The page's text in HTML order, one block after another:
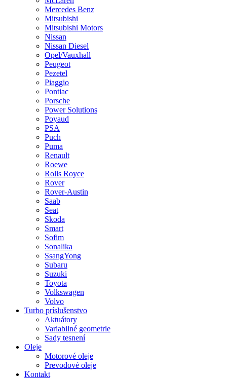
Mercedes Benz
Mitsubishi
Mitsubishi Motors
Nissan
Nissan Diesel
Opel/Vauxhall
Peugeot
Pezetel
Piaggio
Pontiac
Porsche
Power Solutions
Poyaud
PSA
Puch
Puma
Renault
Roewe
Rolls Royce
Rover
Rover-Austin
Saab
Seat
Skoda
Smart
Sofim
Sonalika
SsangYong
Subaru
Suzuki
Toyota
Volkswagen
Volvo
Turbo príslušenstvo
Aktuátory
Variabilné geometrie
Sady tesnení
Oleje
Motorové oleje
Prevodové oleje
Kontakt